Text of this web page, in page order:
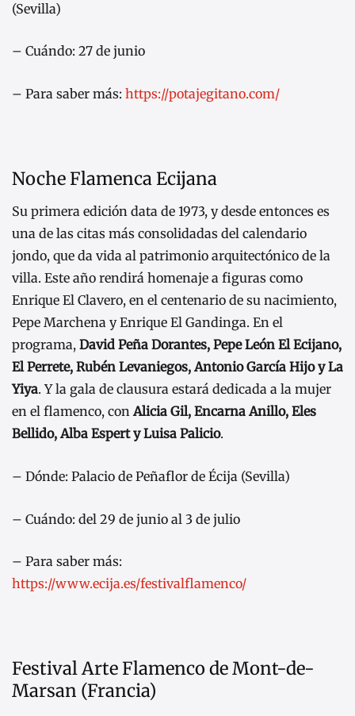
(Sevilla)
– Cuándo: 27 de junio
– Para saber más: https://potajegitano.com/
Noche Flamenca Ecijana
Su primera edición data de 1973, y desde entonces es
una de las citas más consolidadas del calendario
jondo, que da vida al patrimonio arquitectónico de la
villa. Este año rendirá homenaje a figuras como
Enrique El Clavero, en el centenario de su nacimiento,
Pepe Marchena y Enrique El Gandinga. En el
programa, David Peña Dorantes, Pepe León El Ecijano,
El Perrete, Rubén Levaniegos, Antonio García Hijo y La
Yiya. Y la gala de clausura estará dedicada a la mujer
en el flamenco, conAlicia Gil, Encarna Anillo, Eles
Bellido, Alba Espert y Luisa Palicio.
– Dónde: Palacio de Peñaflor de Écija (Sevilla)
– Cuándo: del 29 de junio al 3 de julio
– Para saber más:
https://www.ecija.es/festivalflamenco/
Festival Arte Flamenco de Mont-de-
Marsan (Francia)